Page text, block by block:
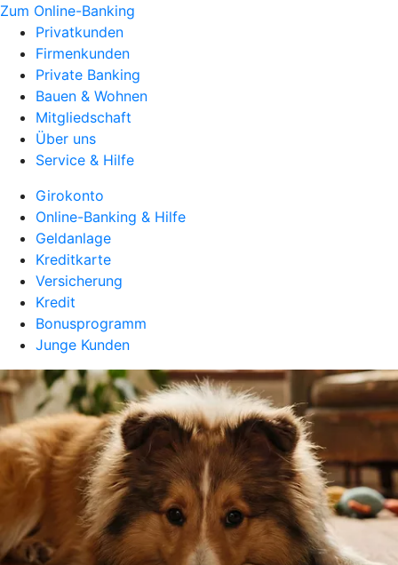
Zum Online-Banking
Privatkunden
Firmenkunden
Private Banking
Bauen & Wohnen
Mitgliedschaft
Über uns
Service & Hilfe
Girokonto
Online-Banking & Hilfe
Geldanlage
Kreditkarte
Versicherung
Kredit
Bonusprogramm
Junge Kunden